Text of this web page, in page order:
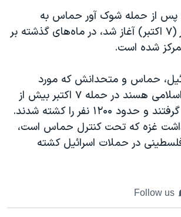
پس از حمله شوک آور حماس به
اسرائیل در ۱۵ مهر (۷ اکتبر) آغاز شد، در ماه‌های گذشته بر
شده است.
حماس و متحدانش که مورد
حمایت جمهوری اسلامی هسند در حمله ۷ اکتبر بیش از
۲۵۰ نفر را گروگان گرفتند و حدود ۱۲۰۰ نفر را کشته شدند.
غزه که تحت کنترل حماس است،
هزار فلسطینی در حملات اسرائیل کشته
Follow us